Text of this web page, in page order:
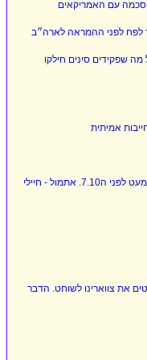
עם האמריקאים
מה שפקידים סינים חילקו
מהטיילת האיראנית במרון א ראס השקיף שר החוץ של איראן על גבול הצפון של מדינת ישראל מעט לפני ה7.10. אתמול - חיילי
את צווארינו לשוחט. הדבר